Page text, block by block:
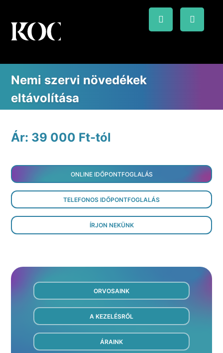
Nemi szervi növedékek
eltávolítása
Ár: 39 000 Ft-tól
ONLINE IDŐPONTFOGLALÁS
TELEFONOS IDŐPONTFOGLALÁS
ÍRJON NEKÜNK
ORVOSAINK
A KEZELÉSRŐL
ÁRAINK